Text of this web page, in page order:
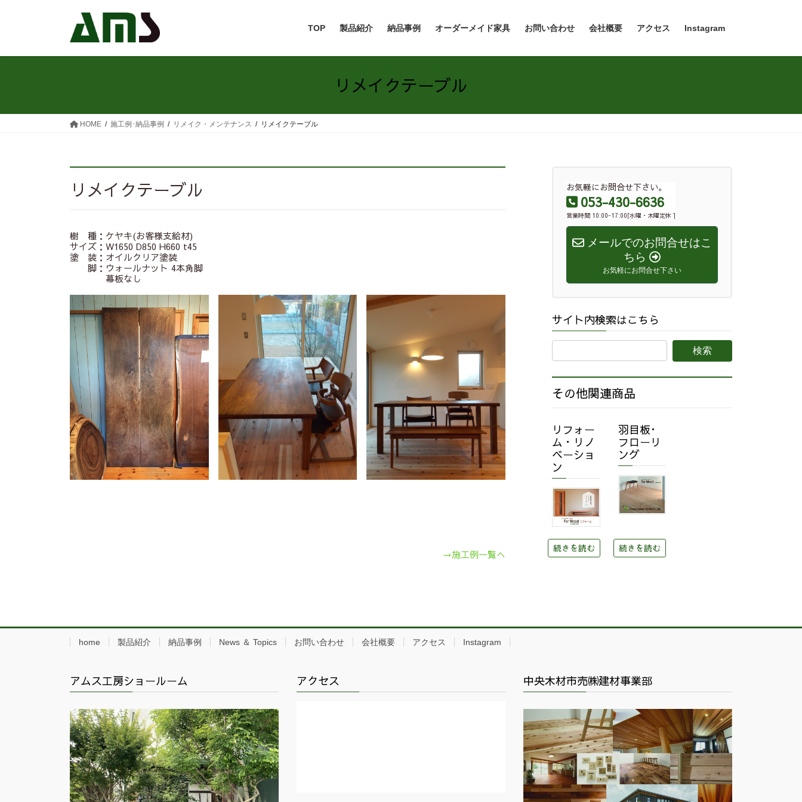
TOP 製品紹介 納品事例 オーダーメイド家具 お問い合わせ 会社概要 アクセス Instagram
リメイクテーブル
HOME 施工例･納品事例 リメイク・メンテナンス リメイクテーブル
リメイクテーブル
樹 種：ケヤキ(お客様支給材)
サイズ：W1650 D850 H660 t45
塗 装：オイルクリア塗装
脚：ウォールナット 4本角脚
幕板なし
→施工例一覧へ
お気軽にお問合せ下さい。
053-430-6636
営業時間 10:00-17:00[水曜・木曜定休 ]
メールでのお問合せはこ
ちら
お気軽にお問合せ下さい
サイト内検索はこちら
その他関連商品
リフォー
ム・リノ
ベーショ
ン
続きを読む
羽目板･
フローリ
ング
続きを読む
home 製品紹介 納品事例 News ＆ Topics お問い合わせ 会社概要 アクセス Instagram
アムス工房ショールーム アクセス 中央木材市売㈱建材事業部